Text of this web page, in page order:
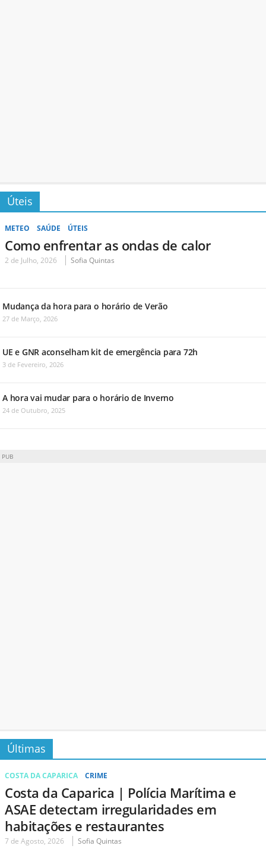
Úteis
METEO SAÚDE ÚTEIS
Como enfrentar as ondas de calor
2 de Julho, 2026 Sofia Quintas
Mudança da hora para o horário de Verão
27 de Março, 2026
UE e GNR aconselham kit de emergência para 72h
3 de Fevereiro, 2026
A hora vai mudar para o horário de Inverno
24 de Outubro, 2025
PUB
Últimas
COSTA DA CAPARICA CRIME
Costa da Caparica | Polícia Marítima e
ASAE detectam irregularidades em
habitações e restaurantes
7 de Agosto, 2026 Sofia Quintas